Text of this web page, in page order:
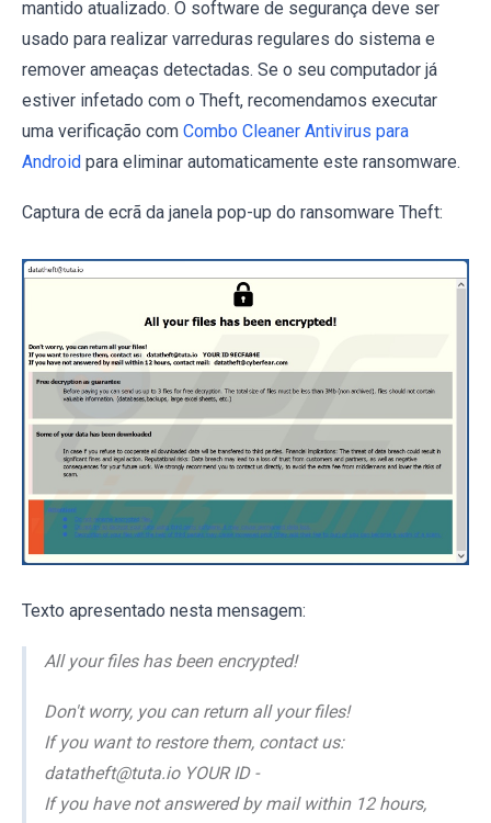
mantido atualizado. O software de segurança deve ser
usado para realizar varreduras regulares do sistema e
remover ameaças detectadas. Se o seu computador já
estiver infetado com o Theft, recomendamos executar
uma verificação com Combo Cleaner Antivirus para
Android para eliminar automaticamente este ransomware.
Captura de ecrã da janela pop-up do ransomware Theft:
Texto apresentado nesta mensagem:
All your files has been encrypted!
Don't worry, you can return all your files!
If you want to restore them, contact us:
datatheft@tuta.io YOUR ID -
If you have not answered by mail within 12 hours,